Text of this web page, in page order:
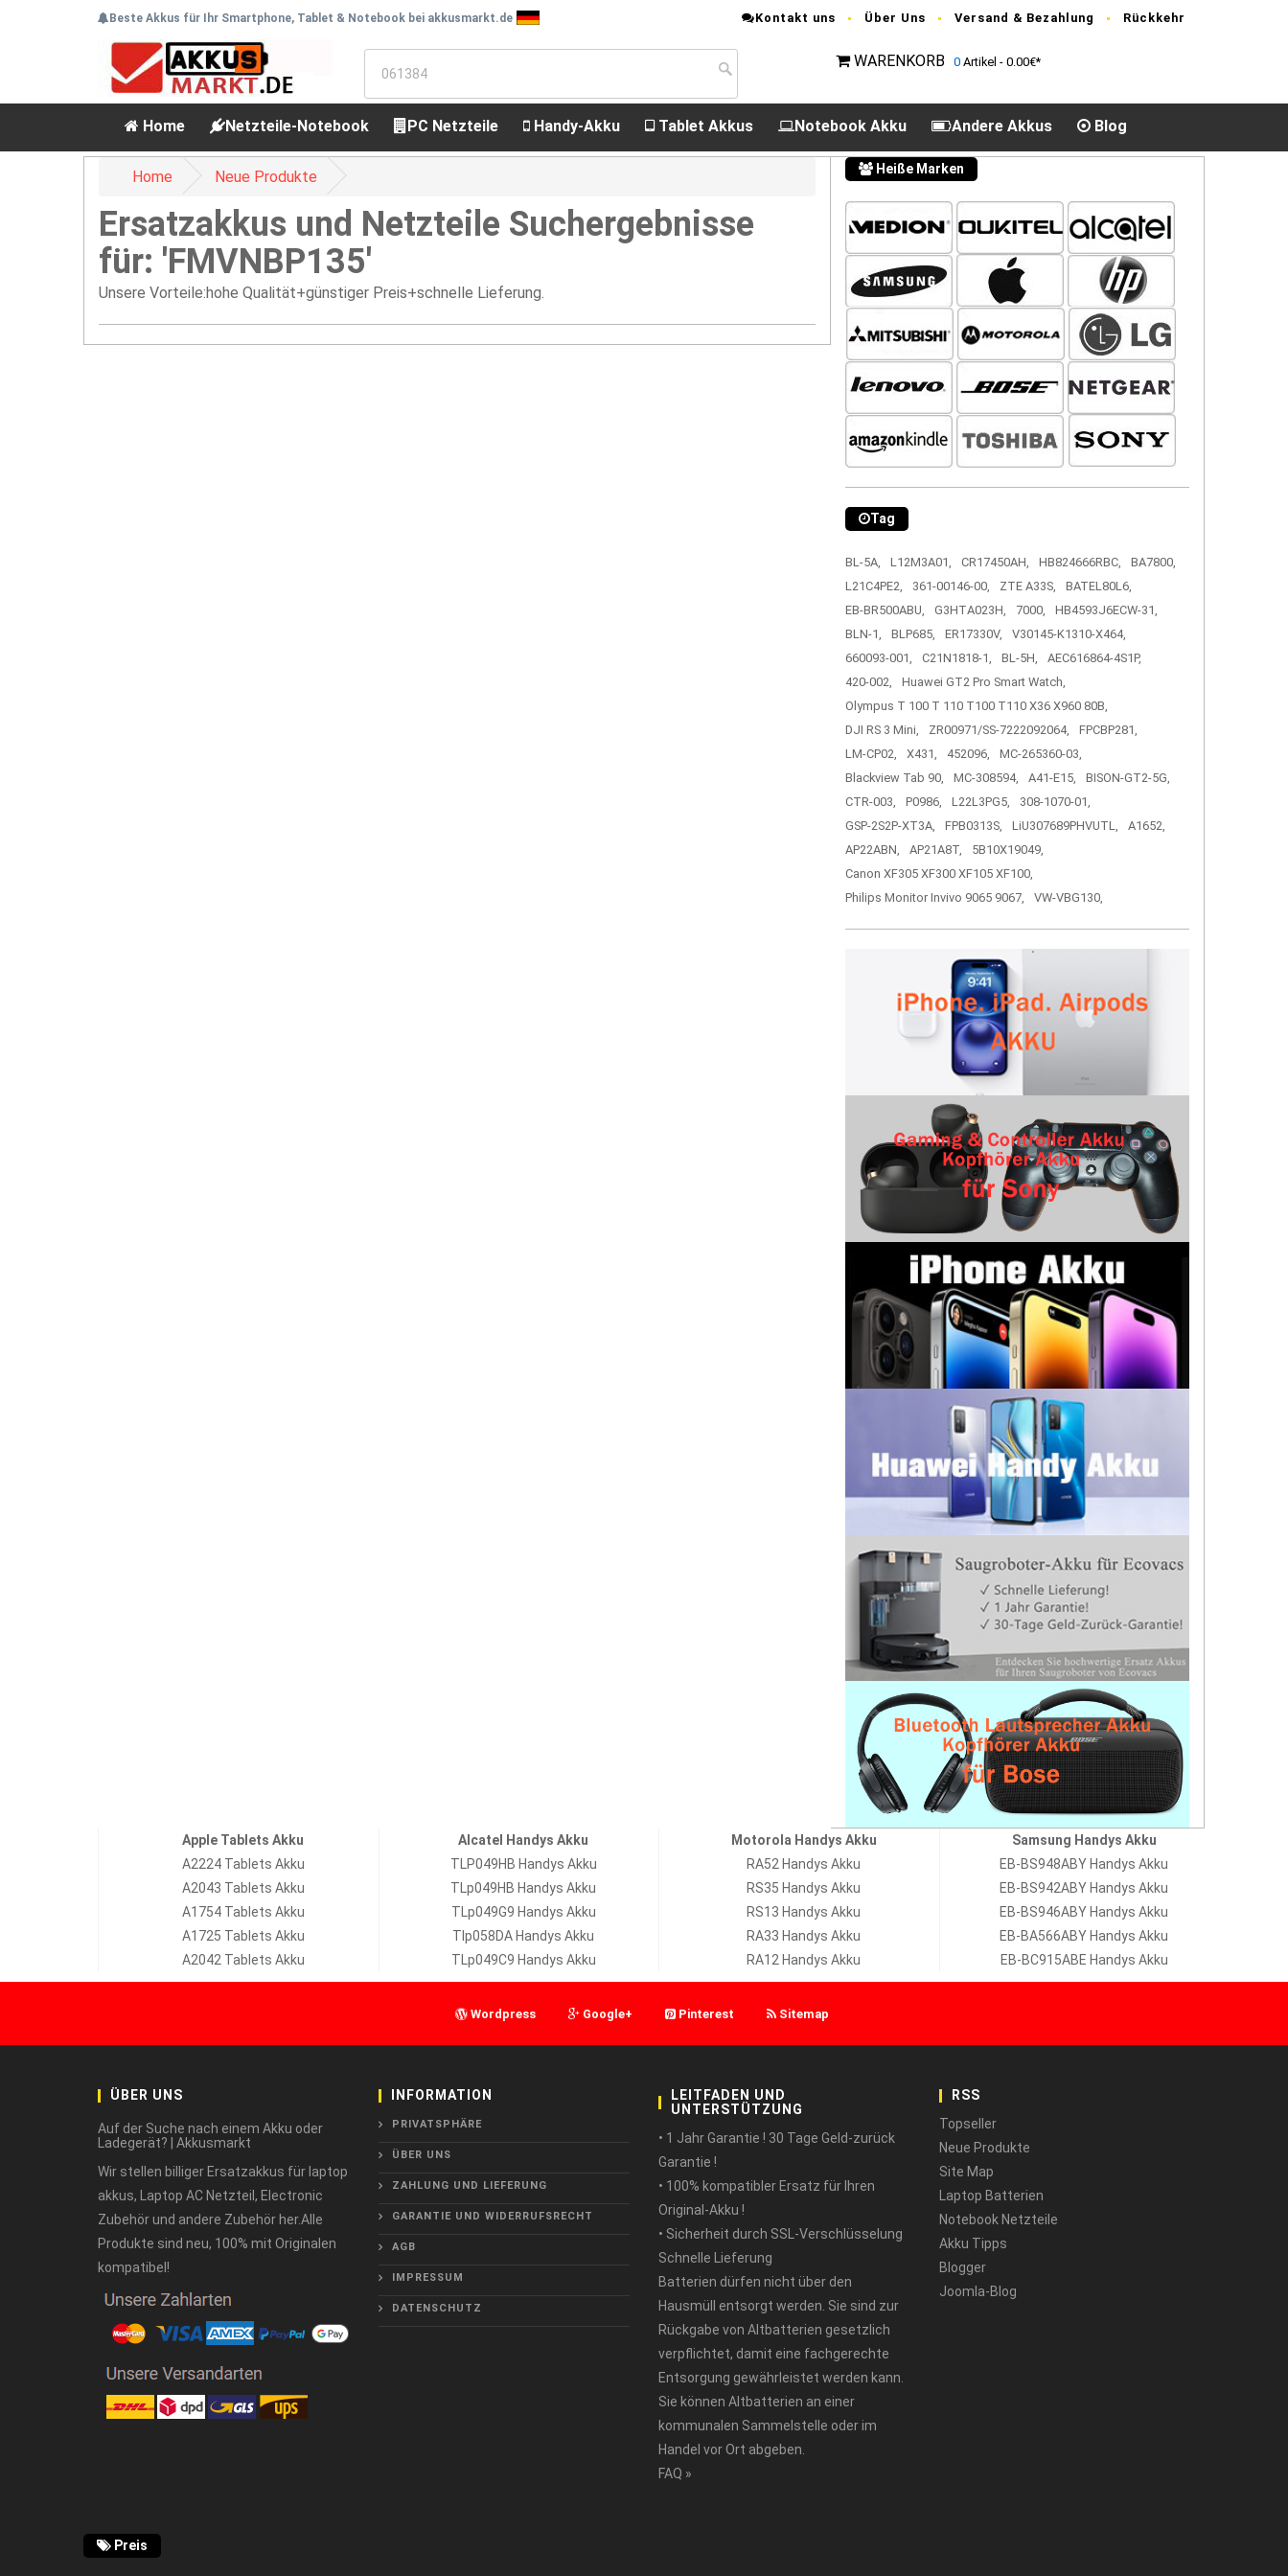
Beste Akkus für Ihr Smartphone, Tablet & Notebook bei akkusmarkt.de Kontakt uns Über Uns Versand & Bezahlung Rückkehr
WARENKORB 0 Artikel - 0.00€*
Home Netzteile-Notebook PC Netzteile Handy-Akku Tablet Akkus Notebook Akku Andere Akkus Blog
Home Neue Produkte
Ersatzakkus und Netzteile Suchergebnisse
für: 'FMVNBP135'
Unsere Vorteile:hohe Qualität+günstiger Preis+schnelle Lieferung.
Heiße Marken
Tag
BL-5A, L12M3A01, CR17450AH, HB824666RBC,
BA7800,
L21C4PE2,
361-00146-00, ZTE A33S,
BATEL80L6,
EB-BR500ABU,
G3HTA023H, 7000,
HB4593J6ECW-31,
BLN-1,
BLP685, ER17330V,
V30145-K1310-X464,
660093-001,
C21N1818-1, BL-5H,
AEC616864-4S1P,
420-002,
Huawei GT2 Pro Smart Watch,
Olympus T 100 T 110 T100 T110 X36 X960 80B,
DJI RS 3 Mini,
ZR00971/SS-7222092064,
FPCBP281,
LM-CP02,
X431, 452096,
MC-265360-03,
Blackview Tab 90,
MC-308594, A41-E15,
BISON-GT2-5G,
CTR-003,
P0986, L22L3PG5,
308-1070-01,
GSP-2S2P-XT3A,
FPB0313S, LiU307689PHVUTL,
A1652,
AP22ABN,
AP21A8T,
5B10X19049,
Canon XF305 XF300 XF105 XF100,
Philips Monitor Invivo 9065 9067,
VW-VBG130,
Apple Tablets Akku
A2224 Tablets Akku
A2043 Tablets Akku
A1754 Tablets Akku
A1725 Tablets Akku
A2042 Tablets Akku
Alcatel Handys Akku
TLP049HB Handys Akku
TLp049HB Handys Akku
TLp049G9 Handys Akku
Tlp058DA Handys Akku
TLp049C9 Handys Akku
Motorola Handys Akku
RA52 Handys Akku
RS35 Handys Akku
RS13 Handys Akku
RA33 Handys Akku
RA12 Handys Akku
Samsung Handys Akku
EB-BS948ABY Handys Akku
EB-BS942ABY Handys Akku
EB-BS946ABY Handys Akku
EB-BA566ABY Handys Akku
EB-BC915ABE Handys Akku
Wordpress Google+ Pinterest Sitemap
ÜBER UNS
Auf der Suche nach einem Akku oder
Ladegerät? | Akkusmarkt
Wir stellen billiger Ersatzakkus für laptop
akkus, Laptop AC Netzteil, Electronic
Zubehör und andere Zubehör her.Alle
Produkte sind neu, 100% mit Originalen
kompatibel!
INFORMATION
PRIVATSPHÄRE
ÜBER UNS
ZAHLUNG UND LIEFERUNG
GARANTIE UND WIDERRUFSRECHT
AGB
IMPRESSUM
DATENSCHUTZ
LEITFADEN UND
UNTERSTÜTZUNG
• 1 Jahr Garantie ! 30 Tage Geld-zurück
Garantie !
• 100% kompatibler Ersatz für Ihren
Original-Akku !
• Sicherheit durch SSL-Verschlüsselung
Schnelle Lieferung
Batterien dürfen nicht über den
Hausmüll entsorgt werden. Sie sind zur
Rückgabe von Altbatterien gesetzlich
verpflichtet, damit eine fachgerechte
Entsorgung gewährleistet werden kann.
Sie können Altbatterien an einer
kommunalen Sammelstelle oder im
Handel vor Ort abgeben.
FAQ »
RSS
Topseller
Neue Produkte
Site Map
Laptop Batterien
Notebook Netzteile
Akku Tipps
Blogger
Joomla-Blog
Preis